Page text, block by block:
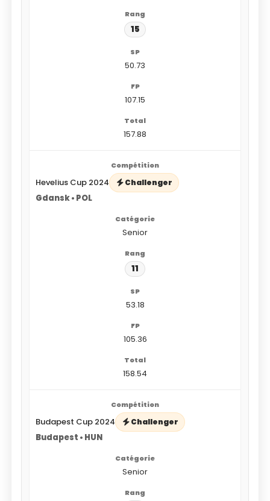
15
50.73
107.15
157.88
Hevelius Cup 2024 Challenger
Gdansk • POL
Senior
11
53.18
105.36
158.54
Budapest Cup 2024 Challenger
Budapest • HUN
Senior